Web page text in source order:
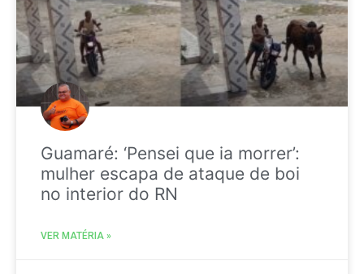
Guamaré: ‘Pensei que ia morrer’:
mulher escapa de ataque de boi
no interior do RN
VER MATÉRIA »